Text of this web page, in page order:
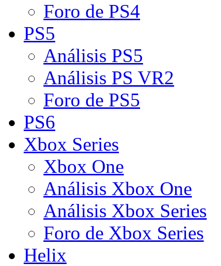
Foro de PS4
PS5
Análisis PS5
Análisis PS VR2
Foro de PS5
PS6
Xbox Series
Xbox One
Análisis Xbox One
Análisis Xbox Series
Foro de Xbox Series
Helix